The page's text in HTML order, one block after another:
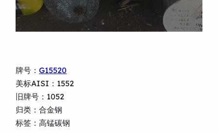
牌号： G15520
美标AISI：1552
旧牌号：1052
归类：合金钢
标签：高锰碳钢